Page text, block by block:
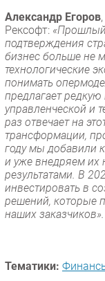
Александр Егоров
Рексофт: «Прошлый
подтверждения
бизнес больше не
технологические
понимать
предлагает
управленческой и
раз отвечает на
трансформации,
году мы добавили
и уже внедряем их
результатами. В
инвестировать в
решений, которые
наших заказчиков».
Тематики: